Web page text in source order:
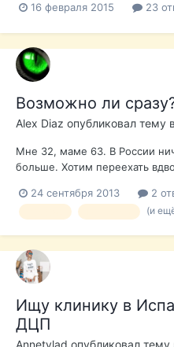
Ребята есть ящик,два свежих
16 февраля 2015 23
Возможно ли
Alex Diaz опубликовал тему в
Мне 32, маме 63. В России
больше. Хотим переехать
Стоит ли сразу подавать на
вероятностью дадут, если
24 сентября 2013 2
(и
Ищу клинику в
ДЦП